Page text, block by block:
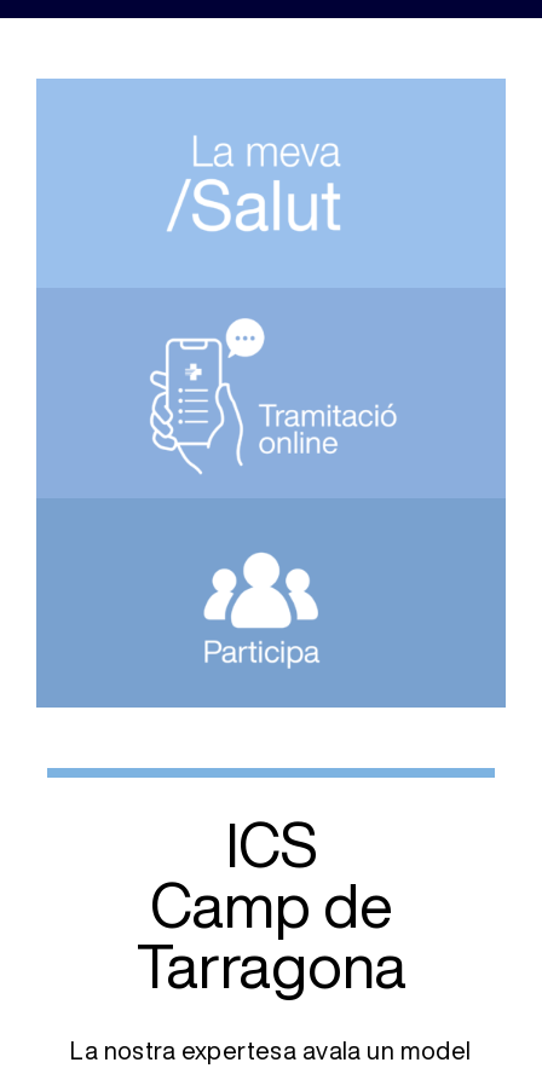
ICS
Camp de
Tarragona
La nostra expertesa avala un model